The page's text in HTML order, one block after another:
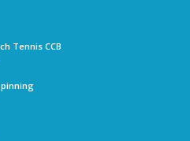
Tennis CCB